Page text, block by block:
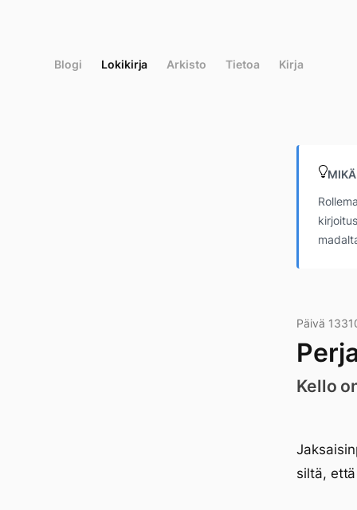
Blogi Lokikirja Arkisto Tietoa Kirja
Päivä
Kello
siltä,